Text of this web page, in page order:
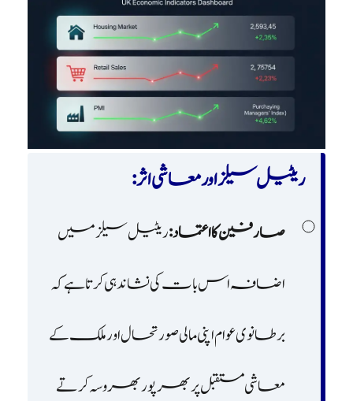
ریٹیل سیلز اور معاشی اثر:
صارفین کا اعتماد:ریٹیل سیلز میں
اضافہ اس بات کی نشاندہی کرتا ہے کہ
برطانوی عوام اپنی مالی صورتحال اور ملک کے
معاشی مستقبل پر بھرپور بھروسہ کرتے